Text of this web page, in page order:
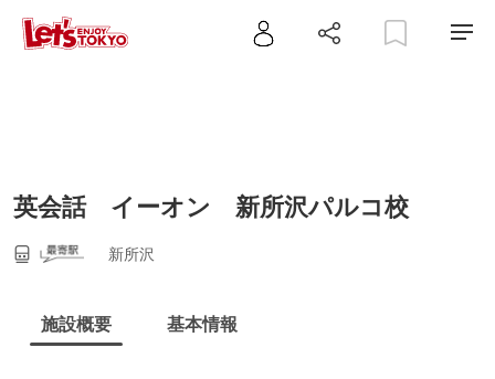
英会話 イーオン 新所沢パルコ校
新所沢
施設概要 基本情報